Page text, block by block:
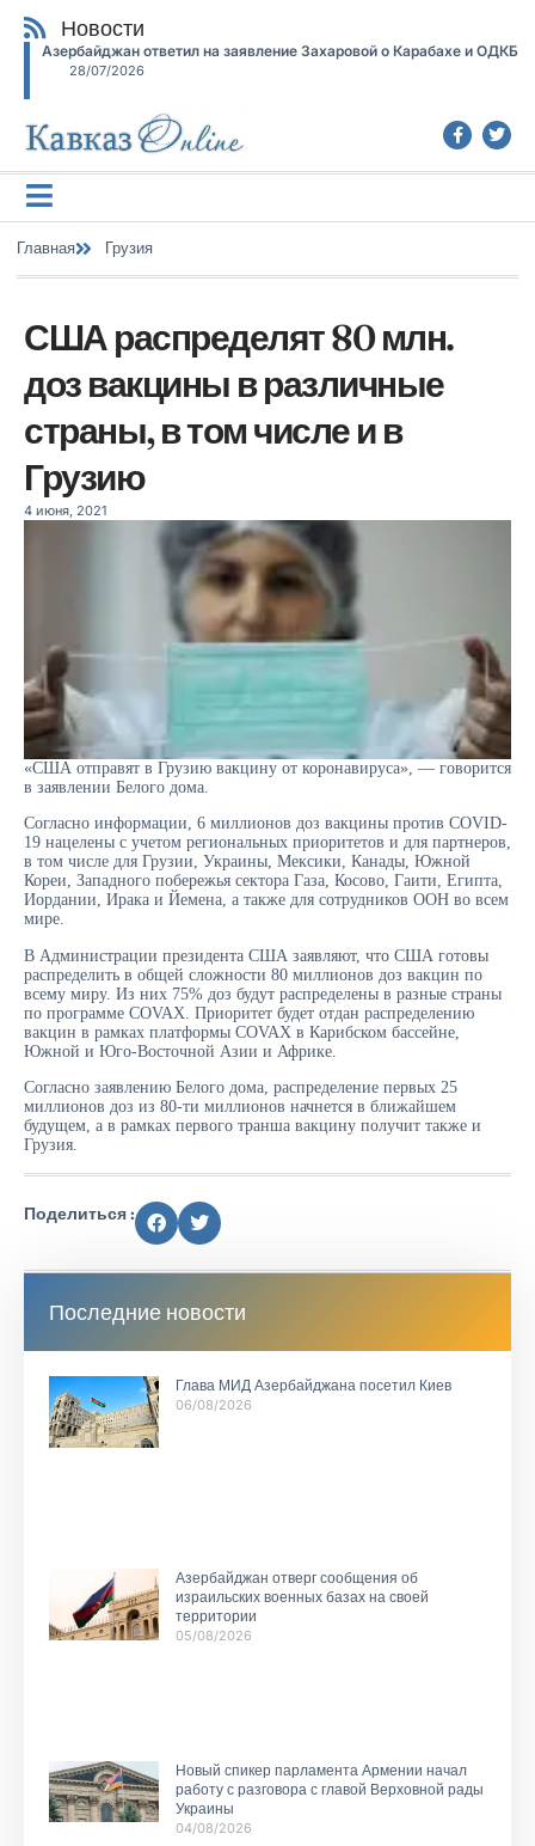
Новости
Азербайджан ответил на заявление Захаровой о Карабахе и ОДКБ
28/07/2026
Главная Грузия
США распределят 80 млн.
доз вакцины в различные
страны, в том числе и в
Грузию
4 июня, 2021
«США отправят в Грузию вакцину от коронавируса», — говорится
в заявлении Белого дома.
Согласно информации, 6 миллионов доз вакцины против COVID-
19 нацелены с учетом региональных приоритетов и для партнеров,
в том числе для Грузии, Украины, Мексики, Канады, Южной
Кореи, Западного побережья сектора Газа, Косово, Гаити, Египта,
Иордании, Ирака и Йемена, а также для сотрудников ООН во всем
мире.
В Администрации президента США заявляют, что США готовы
распределить в общей сложности 80 миллионов доз вакцин по
всему миру. Из них 75% доз будут распределены в разные страны
по программе COVAX. Приоритет будет отдан распределению
вакцин в рамках платформы COVAX в Карибском бассейне,
Южной и Юго-Восточной Азии и Африке.
Согласно заявлению Белого дома, распределение первых 25
миллионов доз из 80-ти миллионов начнется в ближайшем
будущем, а в рамках первого транша вакцину получит также и
Грузия.
Поделиться :
Последние новости
Глава МИД Азербайджана посетил Киев
06/08/2026
Азербайджан отверг сообщения об
израильских военных базах на своей
территории
05/08/2026
Новый спикер парламента Армении начал
работу с разговора с главой Верховной рады
Украины
04/08/2026